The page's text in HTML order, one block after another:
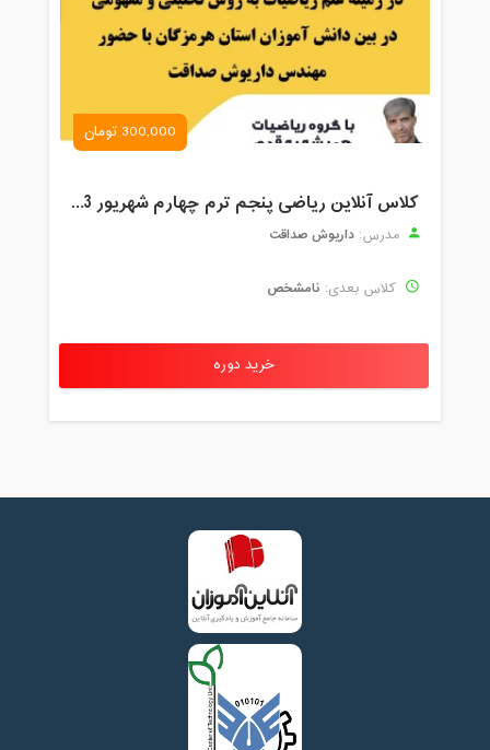
300,000 تومان
کلاس آنلاین ریاضی پنجم ترم چهارم شهریور 1403
مدرس: داریوش صداقت
کلاس بعدی: نامشخص
خرید دوره